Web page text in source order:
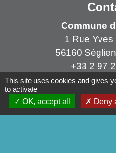
Commune
1 Rue Yves
56160
+33 2 97
Contact par
This site uses cookies and gives
to activate
OK, accept all
Deny